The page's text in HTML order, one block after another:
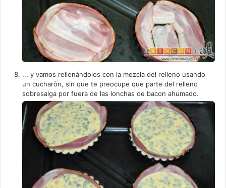
... y vamos rellenándolos con la mezcla del relleno usando
un cucharón, sin que te preocupe que parte del relleno
sobresalga por fuera de las lonchas de bacon ahumado.